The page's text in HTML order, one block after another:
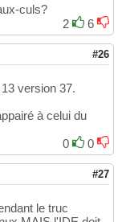
culs?
2
6
#26
version 37.
à celui du
0
0
#27
le truc